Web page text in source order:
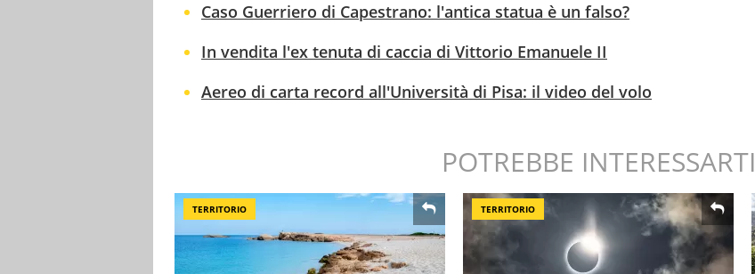
Caso Guerriero di Capestrano: l'antica statua è un falso?
In vendita l'ex tenuta di caccia di Vittorio Emanuele II
Aereo di carta record all'Università di Pisa: il video del volo
POTREBBE INTERESSARTI
TERRITORIO TERRITORIO